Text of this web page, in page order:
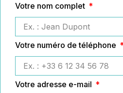
Votre nom complet
Votre numéro de téléphone
Votre adresse e-mail